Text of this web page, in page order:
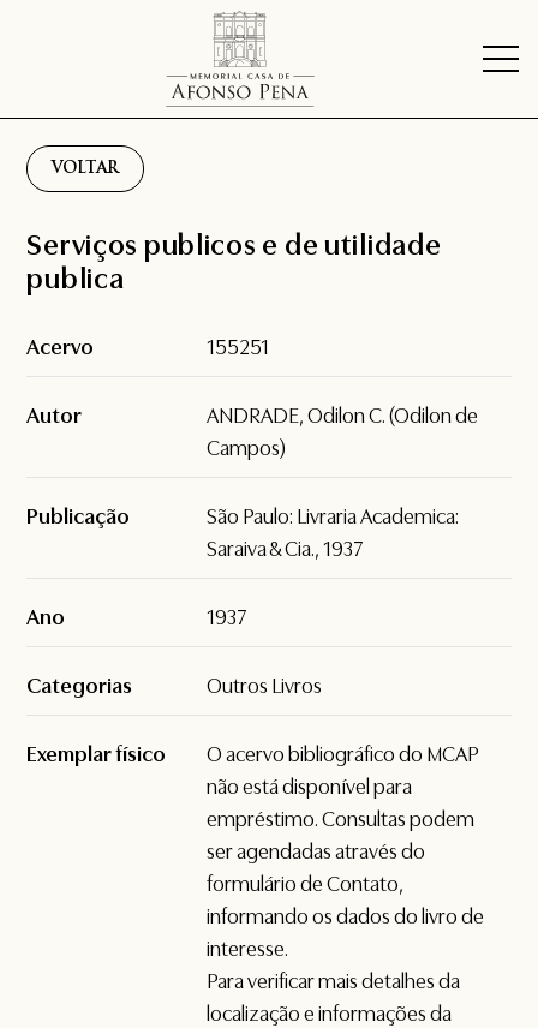
VOLTAR
Serviços publicos e de utilidade
publica
Acervo 155251
Autor
ANDRADE, Odilon C. (Odilon de
Campos)
Publicação
São Paulo: Livraria Academica:
Saraiva & Cia., 1937
Ano 1937
Categorias Outros Livros
Exemplar físico
O acervo bibliográfico do MCAP
não está disponível para
empréstimo. Consultas podem
ser agendadas através do
formulário deContato,
informando os dados do livro de
interesse.
Para verificar mais detalhes da
localização e informações da